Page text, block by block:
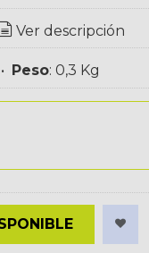
Ver descripción
• Peso: 0,3 Kg